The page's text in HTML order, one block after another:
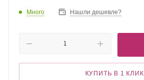
Много Нашли дешевле?
КУПИТЬ В 1 КЛИК